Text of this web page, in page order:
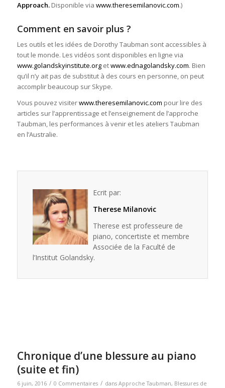
Approach.Disponible via www.theresemilanovic.com.)
Comment en savoir plus ?
Les outils et les idées de Dorothy Taubman sont accessibles à
tout le monde. Les vidéos sont disponibles en ligne via
www.golandskyinstitute.orgetwww.ednagolandsky.com. Bien
qu’il n’y ait pas de substitut à des cours en personne, on peut
accomplir beaucoup sur Skype.
Vous pouvez visiterwww.theresemilanovic.com pour lire des
articles sur l’apprentissage et l’enseignement de l’approche
Taubman, les performances à venir et les ateliers Taubman
en l’Australie.
Ecrit par:
Therese Milanovic
Therese est professeure de
piano, concertiste et membre
Associée de la Faculté de
l’Institut Golandsky.
Chronique d’une blessure au piano
(suite et fin)
6 juin, 2016 / 0 Commentaires / dans Approche Taubman, Blessures de